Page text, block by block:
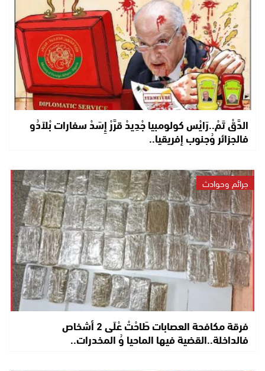
الدَّقْ تَمْ..رَايْس كولومبيا جْدِيدْ قرَّرْ إِسَدْ سفارات بْلاَدُو
فالجزائر وُجنوب إفريقيا..
جرائم وحوادث
فرقة مكافحة العصابات طَاحْتْ عْلَى 2 أشخاص
فالداخلة..القضية فيها الماحيا وُ المخدرات..